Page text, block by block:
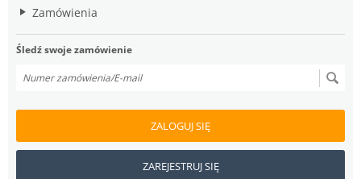
Zamówienia
Śledź swoje zamówienie
ZALOGUJ SIĘ
ZAREJESTRUJ SIĘ